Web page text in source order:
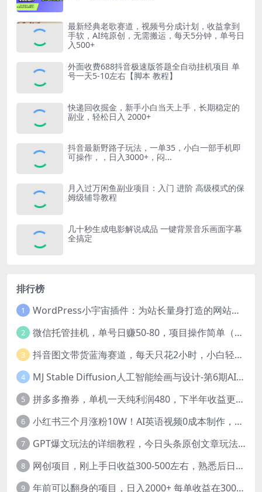
最新经典老歌赛道，视频号分成计划，收益拿到
手软，AI纯原创，无需搬运，每天5分钟，单号日
入500+
外面收费688抖音极速版答题全自动挂机项目 单
号一天5-10左右【脚本 教程】
快递回收掘金，新手小白当天上手，长期稳定的
副业，轻松日入 2000+
抖音最新野路子玩法，一单35，小白一部手机即
可操作，，日入3000+，闷...
月入过万闲鱼副业项目：入门 进阶 高级模式的保
姆级辅导教程
几十秒生成电影解说成品 一键背景音乐画面字幕
全搞定
排行榜
1 WordPress小宇宙插件：为站长量身打造的网站性能与SEO优化插件
2 微信托管挂机，单号日赚50-80，项目操作简单（附无限注册实名微信号教程）
3 抖音图文带货蓝海赛道，每天只花2小时，小白轻松过万
4 MJ Stable Diffusion人工智能绘画与设计-第6期AIGC课程（35节）
5 拼多多撸券，单机一天纯利润480，下半年收益更高，不限设备，不限IP。
6 小红书三个月涨粉10W！AI英语视频0成本制作，每天轻松日入2000+
7 GPT爆文玩法的详细教程，今日头条原创文章玩法实操讲解，简单操作月入5000
8 网创项目，刚上手日收益300-500左右，熟悉后日收益1500-3000
9 年前可以翻身的项目，日入2000+ 每单收益在300-3000之间，利润空间非常的大